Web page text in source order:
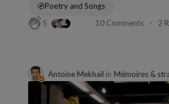
Poetry and Songs
5
10 Comments 2
Antoine Mekhail in Mémoires &